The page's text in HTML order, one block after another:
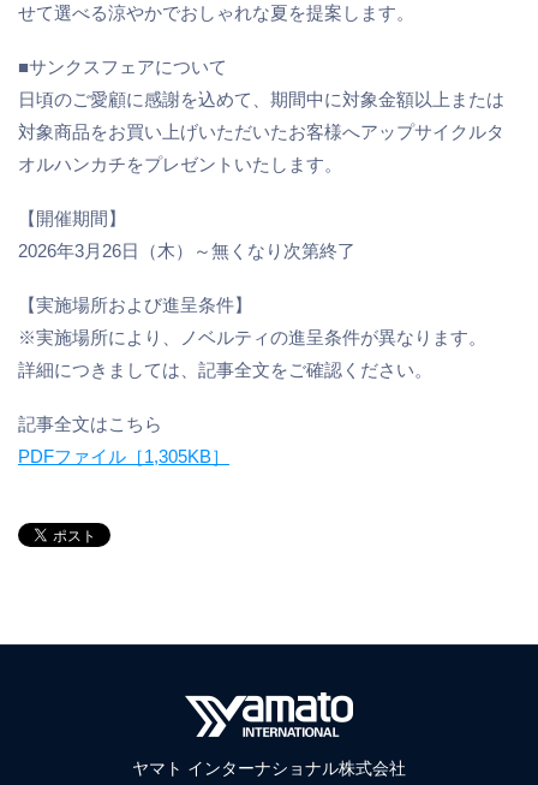
せて選べる涼やかでおしゃれな夏を提案します。
■サンクスフェアについて
日頃のご愛顧に感謝を込めて、期間中に対象金額以上または
対象商品をお買い上げいただいたお客様へアップサイクルタ
オルハンカチをプレゼントいたします。
【開催期間】
2026年3月26日（木）～無くなり次第終了
【実施場所および進呈条件】
※実施場所により、ノベルティの進呈条件が異なります。
詳細につきましては、記事全文をご確認ください。
記事全文はこちら
PDFファイル［1,305KB］
ヤマト インターナショナル株式会社